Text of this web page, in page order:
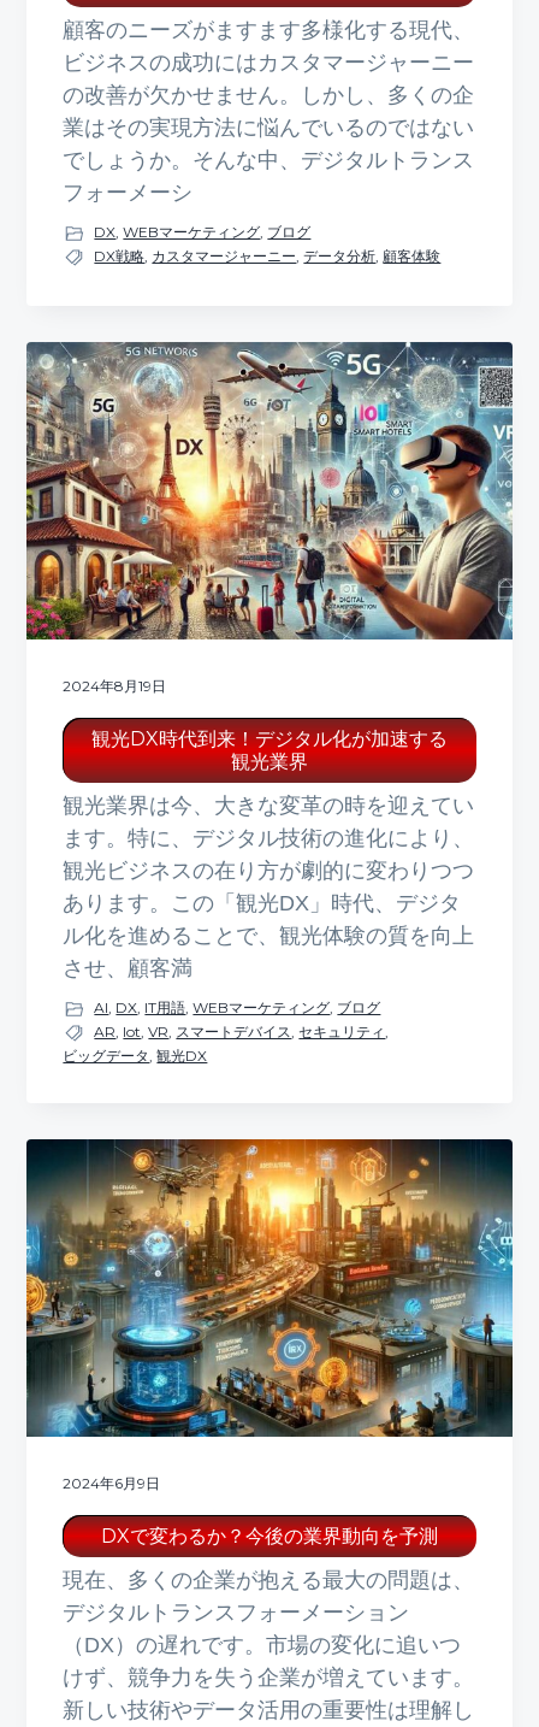
顧客のニーズがますます多様化する現代、
ビジネスの成功にはカスタマージャーニー
の改善が欠かせません。しかし、多くの企
業はその実現方法に悩んでいるのではない
でしょうか。そんな中、デジタルトランス
フォーメーシ
DX,WEBマーケティング, ブログ
DX戦略, カスタマージャーニー,データ分析,顧客体験
2024年8月19日
観光DX時代到来！デジタル化が加速する
観光業界
観光業界は今、大きな変革の時を迎えてい
ます。特に、デジタル技術の進化により、
観光ビジネスの在り方が劇的に変わりつつ
あります。この「観光DX」時代、デジタ
ル化を進めることで、観光体験の質を向上
させ、顧客満
AI DX IT用語 ,WEBマーケティング ブログ
AR Iot ,VR スマートデバイス ,セキュリティ
ビッグデータ ,観光DX
2024年6月9日
DXで変わるか？今後の業界動向を予測
現在、多くの企業が抱える最大の問題は、
デジタルトランスフォーメーション
（DX）の遅れです。市場の変化に追いつ
けず、競争力を失う企業が増えています。
新しい技術やデータ活用の重要性は理解し